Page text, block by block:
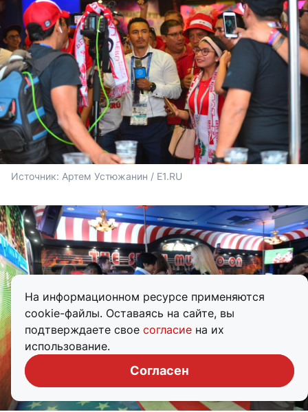
На информационном ресурсе применяются
cookie-файлы. Оставаясь на сайте, вы
подтверждаете свое согласие на их
использование.
Согласен
Источник: Артем Устюжанин / E1.RU